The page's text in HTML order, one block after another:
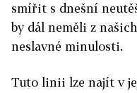
smířit s dnešní
by dál neměli z
neslavné minulosti.
Tuto linii lze najít v